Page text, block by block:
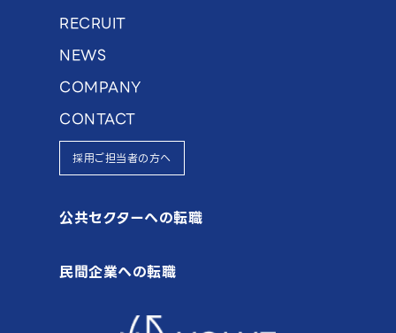
RECRUIT
NEWS
COMPANY
CONTACT
採用ご担当者の方へ
公共セクターへの転職
民間企業への転職